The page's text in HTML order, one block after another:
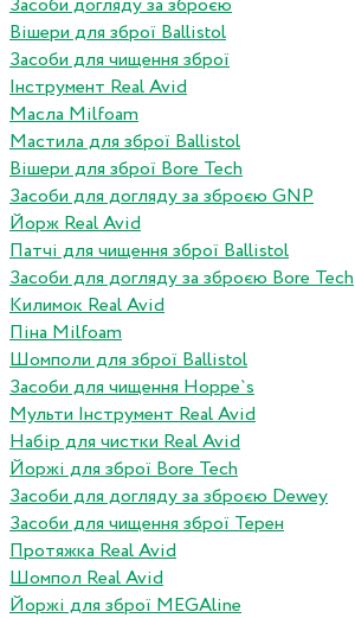
Засоби догляду за зброєю
Вішери для зброї Ballistol
Засоби для чищення зброї
Інструмент Real Avid
Масла Milfoam
Мастила для зброї Ballistol
Вішери для зброї Bore Tech
Засоби для догляду за зброєю GNP
Йорж Real Avid
Патчі для чищення зброї Ballistol
Засоби для догляду за зброєю Bore Tech
Килимок Real Avid
Піна Milfoam
Шомполи для зброї Ballistol
Засоби для чищення Hoppe`s
Мульти Інструмент Real Avid
Набір для чистки Real Avid
Йоржі для зброї Bore Tech
Засоби для догляду за зброєю Dewey
Засоби для чищення зброї Терен
Протяжка Real Avid
Шомпол Real Avid
Йоржі для зброї MEGAline